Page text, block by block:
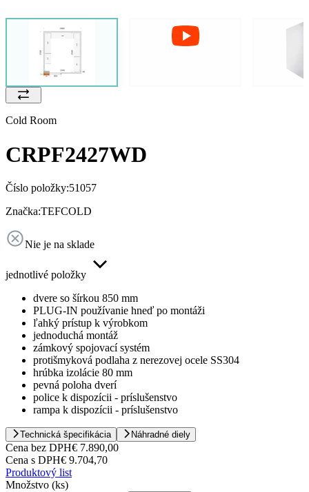
Cold Room
CRPF2427WD
Číslo položky:51057
Značka:TEFCOLD
Nie je na sklade
jednotlivé položky
dvere so šírkou 850 mm
PLUG-IN používanie hneď po montáži
ľahký prístup k výrobkom
jednoduchá montáž
zámkový spojovací systém
protišmyková podlaha z nerezovej ocele SS304
hrúbka izolácie 80 mm
pevná poloha dverí
police k dispozícii - príslušenstvo
rampa k dispozícii - príslušenstvo
Technická špecifikácia Náhradné diely
Cena bez DPH€ 7.890,00
Cena s DPH€ 9.704,70
Produktový list
Množstvo (ks)